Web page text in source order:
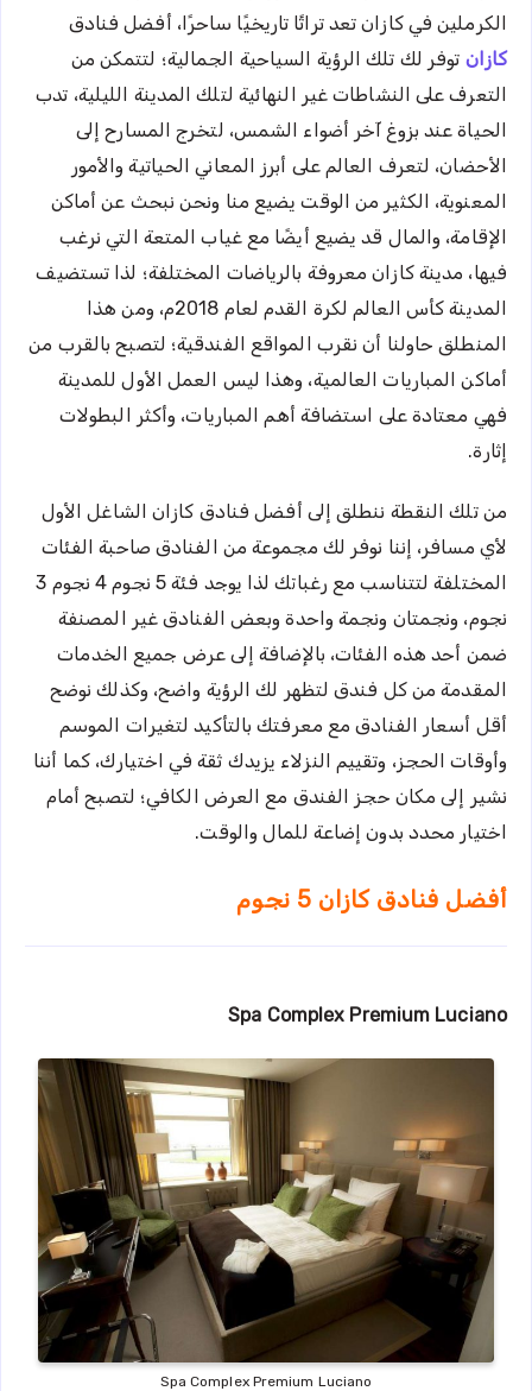
الكرملين في كازان تعد تراثًا تاريخيًا ساحرًا، أفضل فنادق
كازان توفر لك تلك الرؤية السياحية الجمالية؛ لتتمكن من
التعرف على النشاطات غير النهائية لتلك المدينة الليلية، تدب
الحياة عند بزوغ آخر أضواء الشمس، لتخرج المسارح إلى
الأحضان، لتعرف العالم على أبرز المعاني الحياتية والأمور
المعنوية، الكثير من الوقت يضيع منا ونحن نبحث عن أماكن
الإقامة، والمال قد يضيع أيضًا مع غياب المتعة التي نرغب
فيها، مدينة كازان معروفة بالرياضات المختلفة؛ لذا تستضيف
المدينة كأس العالم لكرة القدم لعام 2018م، ومن هذا
المنطلق حاولنا أن نقرب المواقع الفندقية؛ لتصبح بالقرب من
أماكن المباريات العالمية، وهذا ليس العمل الأول للمدينة
فهي معتادة على استضافة أهم المباريات، وأكثر البطولات
إثارة.
من تلك النقطة ننطلق إلى أفضل فنادق كازان الشاغل الأول
لأي مسافر، إننا نوفر لك مجموعة من الفنادق صاحبة الفئات
المختلفة لتتناسب مع رغباتك لذا يوجد فئة 5 نجوم 4 نجوم 3
نجوم، ونجمتان ونجمة واحدة وبعض الفنادق غير المصنفة
ضمن أحد هذه الفئات، بالإضافة إلى عرض جميع الخدمات
المقدمة من كل فندق لتظهر لك الرؤية واضح، وكذلك نوضح
أقل أسعار الفنادق مع معرفتك بالتأكيد لتغيرات الموسم
وأوقات الحجز، وتقييم النزلاء يزيدك ثقة في اختيارك، كما أننا
نشير إلى مكان حجز الفندق مع العرض الكافي؛ لتصبح أمام
اختيار محدد بدون إضاعة للمال والوقت.
أفضل فنادق كازان 5 نجوم
Spa Complex Premium Luciano
Spa Complex Premium Luciano